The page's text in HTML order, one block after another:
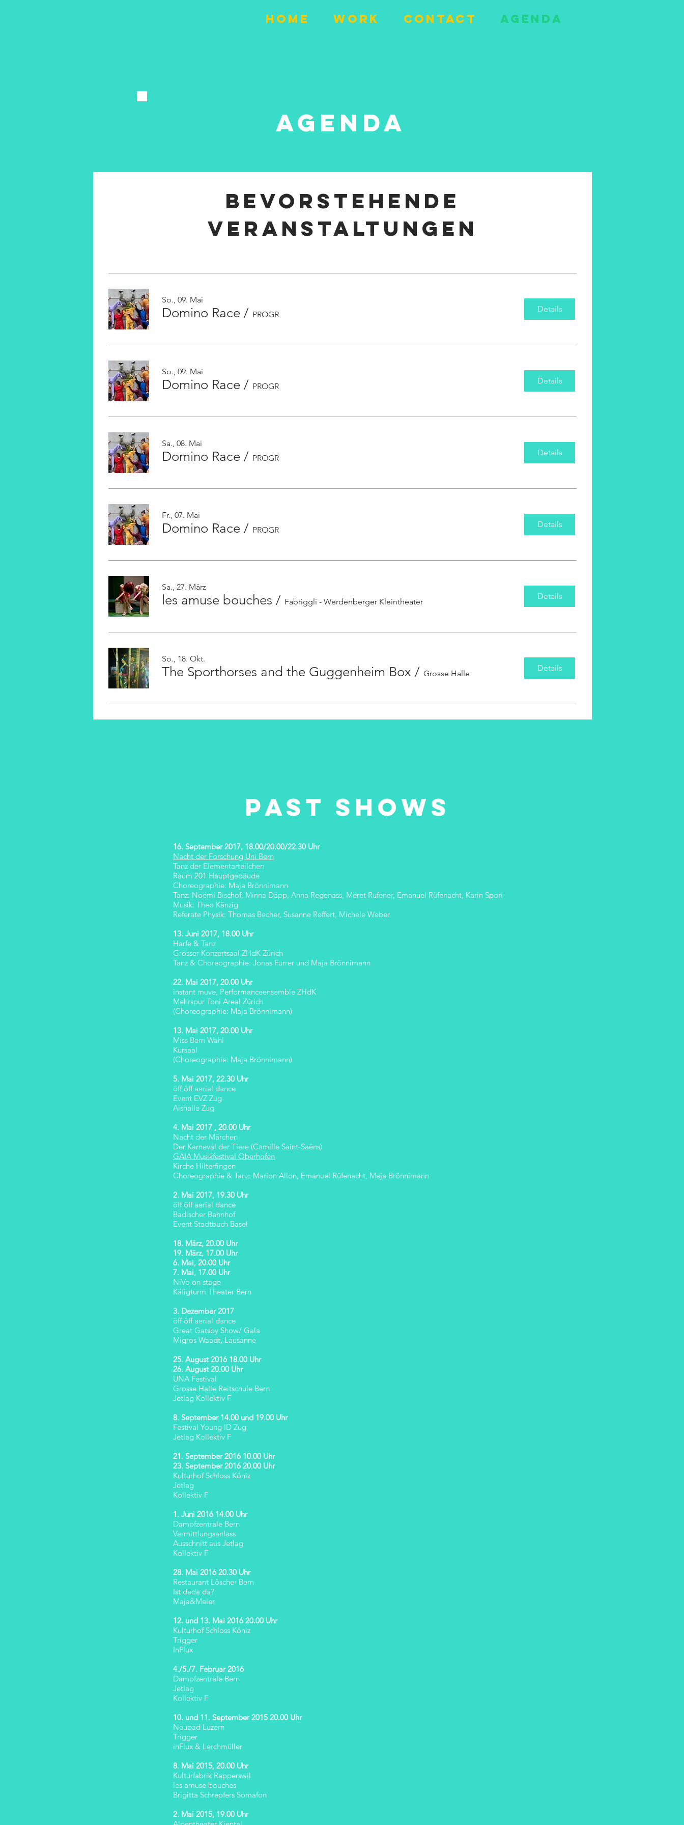
home work contact agenda
Agenda
Bevorstehende
Veranstaltungen
So., 09. Mai
Domino Race / PROGR
Details
So., 09. Mai
Domino Race / PROGR
Details
Sa., 08. Mai
Domino Race / PROGR
Details
Fr., 07. Mai
Domino Race / PROGR
Details
Sa., 27. März
les amuse bouches / Fabriggli - Werdenberger Kleintheater
Details
So., 18. Okt.
The Sporthorses and the Guggenheim Box / Grosse Halle
Details
past shows
16. September 2017, 18.00/20.00/22.30 Uhr
Nacht der Forschung Uni Bern
Tanz der Elementarteilchen
Raum 201 Hauptgebäude
Choreographie: Maja Brönnimann
Tanz: Noëmi Bischof, Minna Däpp, Anna Regenass, Meret Rufener, Emanuel Rüfenacht, Karin Spori
Musik: Theo Känzig
Referate Physik: Thomas Becher, Susanne Reffert, Michele Weber
13. Juni 2017, 18.00 Uhr
Harfe & Tanz
Grosser Konzertsaal ZHdK Zürich
Tanz & Choreographie: Jonas Furrer und Maja Brönnimann
22. Mai 2017, 20.00 Uhr
instant muve, Performanceensemble ZHdK
Mehrspur Toni Areal Zürich
(Choreographie: Maja Brönnimann)
13. Mai 2017, 20.00 Uhr
Miss Bern Wahl
Kursaal
(Choreographie: Maja Brönnimann)
5. Mai 2017, 22.30 Uhr
öff öff aerial dance
Event EVZ Zug
Aishalle Zug
4. Mai 2017 , 20.00 Uhr
Nacht der Märchen
Der Karneval der Tiere (Camille Saint-Saëns)
GAIA Musikfestival Oberhofen
Kirche Hilterfingen
Choreographie & Tanz: Marion Allon, Emanuel Rüfenacht, Maja Brönnimann
2. Mai 2017, 19.30 Uhr
öff öff aerial dance
Badischer Bahnhof
Event Stadtbuch Basel
18. März, 20.00 Uhr
19. März, 17.00 Uhr
6. Mai, 20.00 Uhr
7. Mai, 17.00 Uhr
NiVo on stage
Käfigturm Theater Bern
3. Dezember 2017
öff öff aerial dance
Great Gatsby Show/ Gala
Migros Waadt, Lausanne
25. August 2016 18.00 Uhr
26. August 20.00 Uhr
UNA Festival
Grosse Halle Reitschule Bern
Jetlag Kollektiv F
8. September 14.00 und 19.00 Uhr
Festival Young ID Zug
Jetlag Kollektiv F
21. September 2016 10.00 Uhr
23. September 2016 20.00 Uhr
Kulturhof Schloss Köniz
Jetlag
Kollektiv F
1. Juni 2016 14.00 Uhr
Dampfzentrale Bern
Vermittlungsanlass
Ausschnitt aus Jetlag
Kollektiv F
28. Mai 2016 20.30 Uhr
Restaurant Löscher Bern
Ist dada da?
Maja&Meier
12. und 13. Mai 2016 20.00 Uhr
Kulturhof Schloss Köniz
Trigger
InFlux
4./5./7. Februar 2016
Dampfzentrale Bern
Jetlag
Kollektiv F
10. und 11. September 2015 20.00 Uhr
Neubad Luzern
Trigger
inFlux & Lerchmüller
8. Mai 2015, 20.00 Uhr
Kulturfabrik Rapperswil
les amuse bouches
Brigitta Schrepfers Somafon
2. Mai 2015, 19.00 Uhr